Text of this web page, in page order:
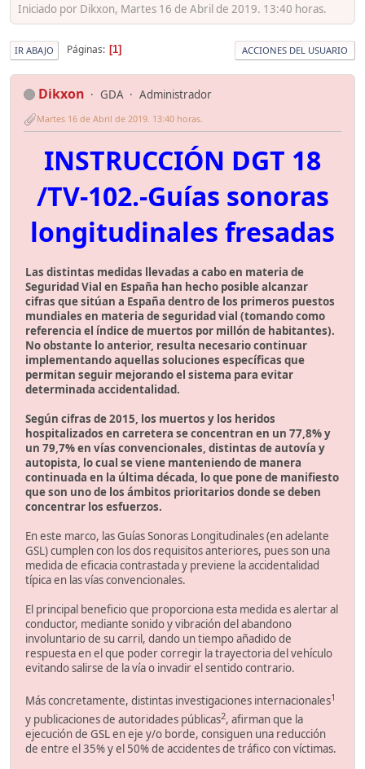
Iniciado por Dikxon, Martes 16 de Abril de 2019. 13:40 horas.
IR ABAJO Páginas 1 ACCIONES DEL USUARIO
Dikxon GDA Administrador
Martes 16 de Abril de 2019. 13:40 horas.
INSTRUCCIÓN DGT 18
/TV-102.-Guías sonoras
longitudinales fresadas
Las distintas medidas llevadas a cabo en materia de
Seguridad Vial en España han hecho posible alcanzar
cifras que sitúan a España dentro de los primeros puestos
mundiales en materia de seguridad vial (tomando como
referencia el índice de muertos por millón de habitantes).
No obstante lo anterior, resulta necesario continuar
implementando aquellas soluciones específicas que
permitan seguir mejorando el sistema para evitar
determinada accidentalidad.
Según cifras de 2015, los muertos y los heridos
hospitalizados en carretera se concentran en un 77,8% y
un 79,7% en vías convencionales, distintas de autovía y
autopista, lo cual se viene manteniendo de manera
continuada en la última década, lo que pone de manifiesto
que son uno de los ámbitos prioritarios donde se deben
concentrar los esfuerzos.
En este marco, las Guías Sonoras Longitudinales (en adelante
GSL) cumplen con los dos requisitos anteriores, pues son una
medida de eficacia contrastada y previene la accidentalidad
típica en las vías convencionales.
El principal beneficio que proporciona esta medida es alertar al
conductor, mediante sonido y vibración del abandono
involuntario de su carril, dando un tiempo añadido de
respuesta en el que poder corregir la trayectoria del vehículo
evitando salirse de la vía o invadir el sentido contrario.
Más concretamente, distintas investigaciones internacionales1
y publicaciones de autoridades públicas2, afirman que la
ejecución de GSL en eje y/o borde, consiguen una reducción
de entre el 35% y el 50% de accidentes de tráfico con víctimas.